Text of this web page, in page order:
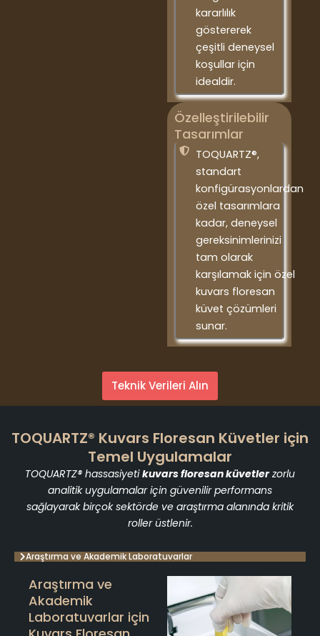
kararlılık
göstererek
çeşitli deneysel
koşullar için
idealdir.
Özelleştirilebilir
Tasarımlar
TOQUARTZ®,
standart
konfigürasyonlardan
özel tasarımlara
kadar, deneysel
gereksinimlerinizi
tam olarak
karşılamak için özel
kuvars floresan
küvet çözümleri
sunar.
Teknik Verileri Alın
TOQUARTZ® Kuvars Floresan Küvetler için
Temel Uygulamalar
TOQUARTZ® hassasiyetikuvars floresan küvetlerzorlu
analitik uygulamalar için güvenilir performans
sağlayarak birçok sektörde ve araştırma alanında kritik
roller üstlenir.
Araştırma ve Akademik Laboratuvarlar
Araştırma ve
Akademik
Laboratuvarlar için